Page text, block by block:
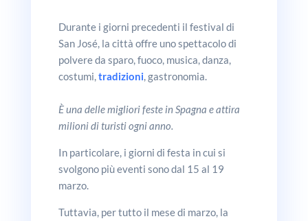
Durante i giorni precedenti il festival di
San José, la città offre uno spettacolo di
polvere da sparo, fuoco, musica, danza,
costumi, tradizioni , gastronomia.
È una delle migliori feste in Spagna e attira
milioni di turisti ogni anno.
In particolare, i giorni di festa in cui si
svolgono più eventi sono dal 15 al 19
marzo.
Tuttavia, per tutto il mese di marzo, la